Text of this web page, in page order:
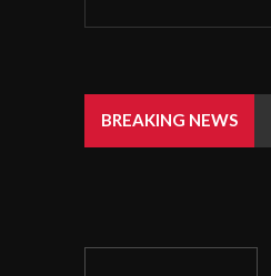
BREAKING NEWS